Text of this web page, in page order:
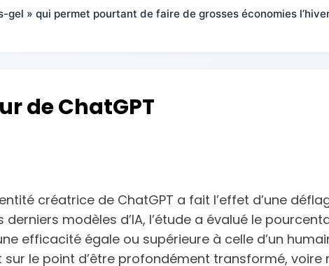
» qui permet pourtant de faire de grosses économies
de ChatGPT
créatrice de ChatGPT a fait l’effet d’une
modèles d’IA, l’étude a évalué le
efficacité égale ou supérieure à celle d’un
le point d’être profondément transformé, voire